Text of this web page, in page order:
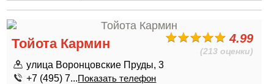
4.99
(213 оценки)
Тойота Кармин
улица Воронцовские Пруды, 3
+7 (495) 7...Показать телефон